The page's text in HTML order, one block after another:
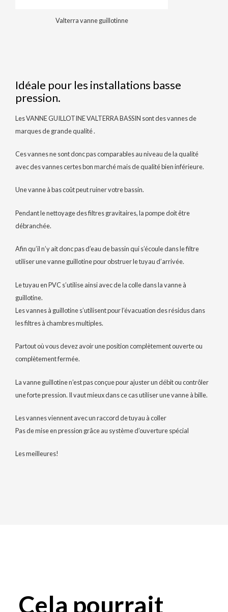
Valterra vanne guillotinne
Idéale pour les installations basse
pression.
Les VANNE GUILLOTINE VALTERRA BASSIN sont des vannes de
marques de grande qualité .
Ces vannes ne sont donc pas comparables au niveau de la qualité
avec des vannes certes bon marché mais de qualité bien inférieure.
Une vanne à bas coût peut ruiner votre bassin.
Pendant le nettoyage des filtres gravitaires, la pompe doit être
débranchée.
Afin qu’il n’y ait donc pas d’eau de bassin qui s’écoule dans le filtre
utiliser une vanne guillotine pour obstruer le tuyau d’arrivée.
Le tuyau en PVC s’utilise ainsi avec de la colle dans la vanne à
guillotine.
Les vannes à guillotine s’utilisent pour l’évacuation des résidus dans
les filtres à chambres multiples.
Partout où vous devez avoir une position complètement ouverte ou
complètement fermée.
La vanne guillotine n’est pas conçue pour ajuster un débit ou contrôler
une forte pression. Il vaut mieux dans ce cas utiliser une vanne à bille.
Les vannes viennent avec un raccord de tuyau à coller
Pas de mise en pression grâce au système d’ouverture spécial
Les meilleures!
Cela pourrait